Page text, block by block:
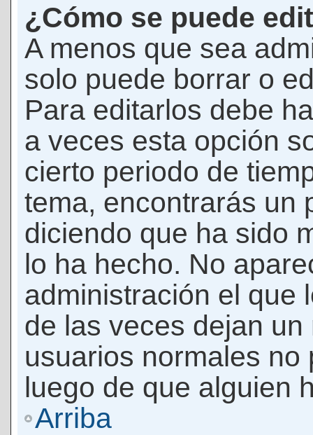
¿Cómo se puede
A menos que sea
solo puede borrar o
Para editarlos debe
a veces esta opción
cierto periodo de
tema, encontrarás un
diciendo que ha sido
lo ha hecho. No
administración el que
de las veces dejan
usuarios normales
luego de que alguien
Arriba